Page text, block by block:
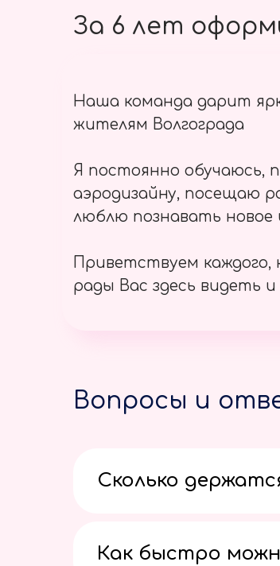
За 6 лет
Наша команда дарит
жителям Волгограда
Я постоянно обучаюсь,
аэродизайну, посещаю
люблю познавать новое
Приветствуем
рады Вас здесь видеть
Вопросы и
Сколько
Как быстро